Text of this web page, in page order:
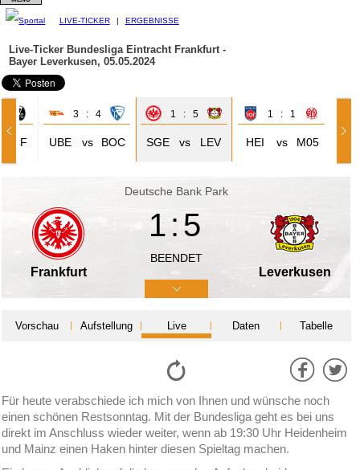
LIVE-TICKER | ERGEBNISSE
Live-Ticker Bundesliga Eintracht Frankfurt -
Bayer Leverkusen, 05.05.2024
SCF
3 : 4
UBE vs BOC
1 : 5
SGE vs LEV
1 : 1
HEI vs M05
Deutsche Bank Park
Frankfurt
1:5
BEENDET
Leverkusen
Vorschau Aufstellung Live Daten Tabelle
Für heute verabschiede ich mich von Ihnen und wünsche noch
einen schönen Restsonntag. Mit der Bundesliga geht es bei uns
direkt im Anschluss wieder weiter, wenn ab 19:30 Uhr Heidenheim
und Mainz einen Haken hinter diesen Spieltag machen.